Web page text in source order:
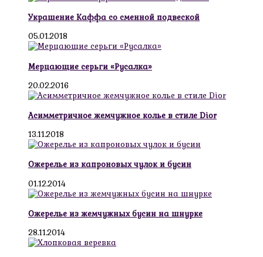
Украшение Каффа со сменной подвеской
05.01.2018
Мерцающие серьги «Русалка»
20.02.2016
Асимметричное жемчужное колье в стиле Dior
13.11.2018
Ожерелье из капроновых чулок и бусин
01.12.2014
Ожерелье из жемчужных бусин на шнурке
28.11.2014